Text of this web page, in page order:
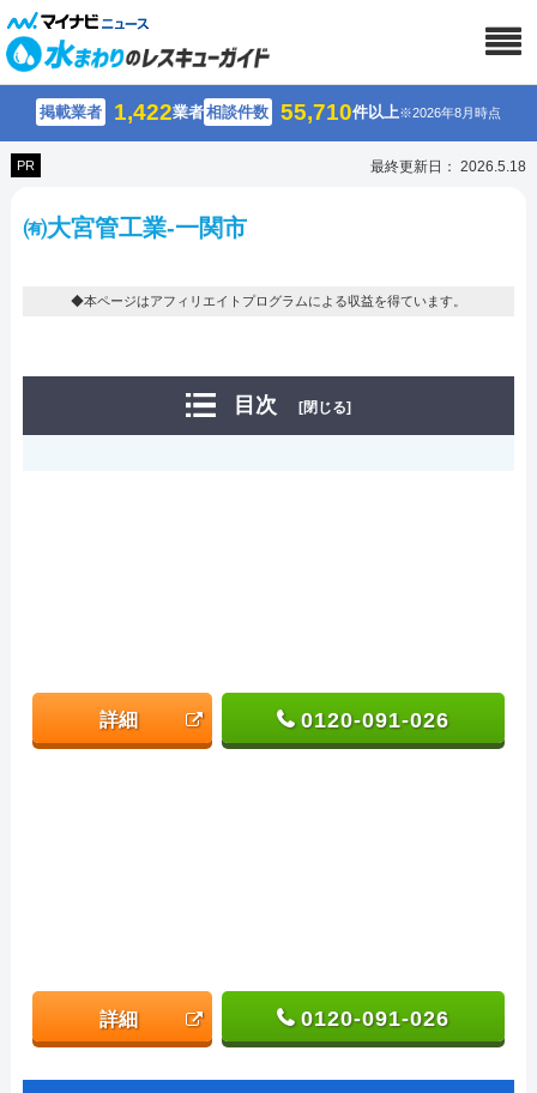
掲載業者 1,422業者相談件数 55,710件以上※2026年8月時点
PR 最終更新日： 2026.5.18
㈲大宮管工業-一関市
◆本ページはアフィリエイトプログラムによる収益を得ています。
目次 [閉じる]
詳細 0120-091-026
詳細 0120-091-026